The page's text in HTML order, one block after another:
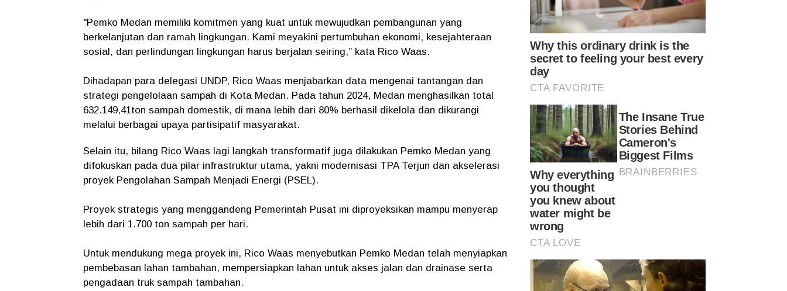
"Pemko Medan memiliki komitmen yang kuat untuk mewujudkan pembangunan yang
berkelanjutan dan ramah lingkungan. Kami meyakini pertumbuhan ekonomi, kesejahteraan
sosial, dan perlindungan lingkungan harus berjalan seiring,” kata Rico Waas.
Dihadapan para delegasi UNDP, Rico Waas menjabarkan data mengenai tantangan dan
strategi pengelolaan sampah di Kota Medan. Pada tahun 2024, Medan menghasilkan total
632.149,41ton sampah domestik, di mana lebih dari 80% berhasil dikelola dan dikurangi
melalui berbagai upaya partisipatif masyarakat.
​Selain itu, bilang Rico Waas lagi langkah transformatif juga dilakukan Pemko Medan yang
difokuskan pada dua pilar infrastruktur utama, yakni modernisasi TPA Terjun dan akselerasi
proyek Pengolahan Sampah Menjadi Energi (PSEL).
Proyek strategis yang menggandeng Pemerintah Pusat ini diproyeksikan mampu menyerap
lebih dari 1.700 ton sampah per hari.
Untuk mendukung mega proyek ini, Rico Waas menyebutkan Pemko Medan telah menyiapkan
pembebasan lahan tambahan, mempersiapkan lahan untuk akses jalan dan drainase serta
pengadaan truk sampah tambahan.